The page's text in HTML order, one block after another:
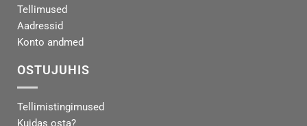
Tellimused
Aadressid
Konto andmed
OSTUJUHIS
Tellimistingimused
Kuidas osta?